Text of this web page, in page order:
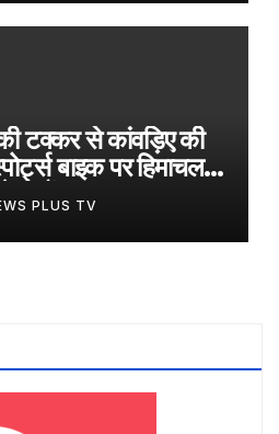
टक्कर से कांवड़िए की
बाइक पर हिमाचल से
PLUS TV